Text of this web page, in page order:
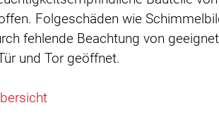
Folgeschäden wie
fehlende Beachtung von
und Tor geöffnet.